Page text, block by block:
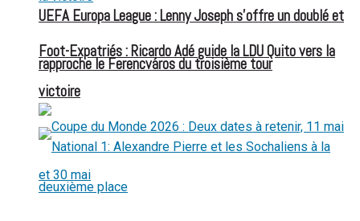
UEFA Europa League : Lenny Joseph s’offre un doublé et
rapproche le Ferencváros du troisième tour
Foot-Expatriés : Ricardo Adé guide la LDU Quito vers la
victoire